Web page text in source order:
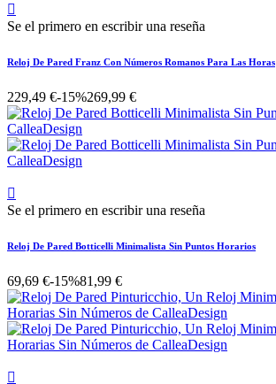

Se el primero en escribir una reseña
Reloj De Pared Franz Con Números Romanos Para Las Horas
229,49 €-15%269,99 €

Se el primero en escribir una reseña
Reloj De Pared Botticelli Minimalista Sin Puntos Horarios
69,69 €-15%81,99 €
